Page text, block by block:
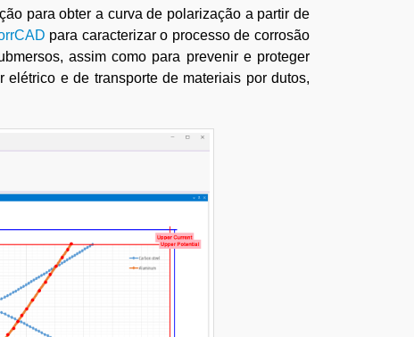
para obter a curva de polarização a partir de
para caracterizar o processo de corrosão
assim como para prevenir e proteger
e de transporte de materiais por dutos,